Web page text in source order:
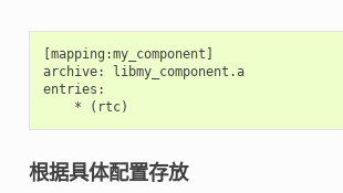
[mapping:my_component]
archive: libmy_component.a
entries:
根据具体配置存放